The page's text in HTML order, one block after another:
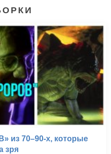
из 70–90-х, которые
зря